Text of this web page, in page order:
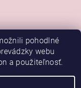
pohodlné
webu
a použiteľnosť.